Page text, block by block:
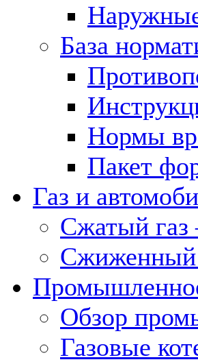
База
Нормы
Пакет
Газ и
Сжатый
Сжиженный
Обзор
Газовые